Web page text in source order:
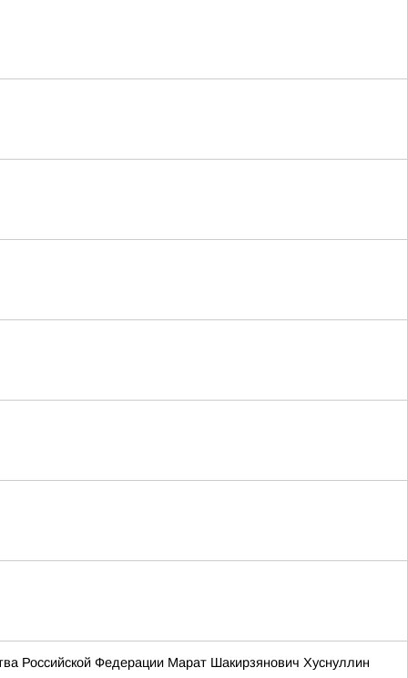
Российской Федерации Марат Шакирзянович Хуснуллин